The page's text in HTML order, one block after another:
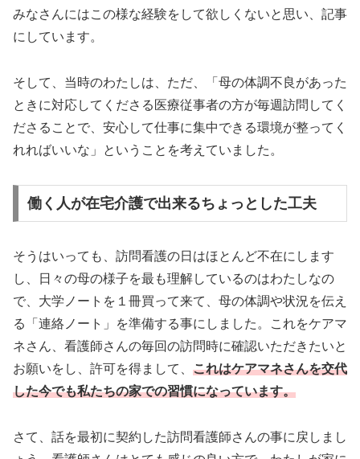
みなさんにはこの様な経験をして欲しくないと思い、記事
にしています。
そして、当時のわたしは、ただ、「母の体調不良があった
ときに対応してくださる医療従事者の方が毎週訪問してく
ださることで、安心して仕事に集中できる環境が整ってく
れればいいな」ということを考えていました。
働く人が在宅介護で出来るちょっとした工夫
そうはいっても、訪問看護の日はほとんど不在にします
し、日々の母の様子を最も理解しているのはわたしなの
で、大学ノートを１冊買って来て、母の体調や状況を伝え
る「連絡ノート」を準備する事にしました。これをケアマ
ネさん、看護師さんの毎回の訪問時に確認いただきたいと
お願いをし、許可を得まして、 これはケアマネさんを交代
した今でも私たちの家での習慣になっています。
さて、話を最初に契約した訪問看護師さんの事に戻しまし